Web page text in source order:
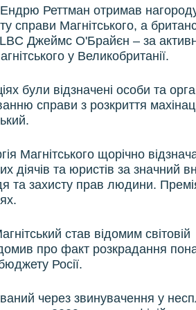
Реттман отримав
справи Магнітського, а
LBC Джеймс О'Брайєн – за
у Великобританії.
були відзначені особи та
справи з розкриття
Магнітського щорічно
діячів та юристів за значний
та захисту прав людини.
став відомим світовій
про факт розкрадання
Росії.
через звинувачення у